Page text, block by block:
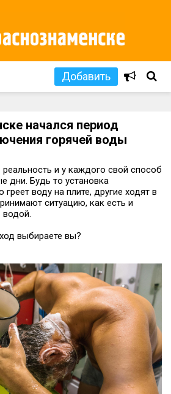
Добавить
начался период
горячей воды
и у каждого свой способ
дни. Будь то установка
воду на плите, другие ходят в
ситуацию, как есть и
выбираете вы?